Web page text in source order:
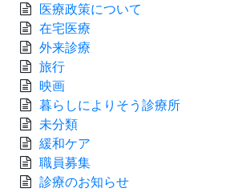
医療政策について
在宅医療
外来診療
旅行
映画
暮らしによりそう診療所
未分類
緩和ケア
職員募集
診療のお知らせ